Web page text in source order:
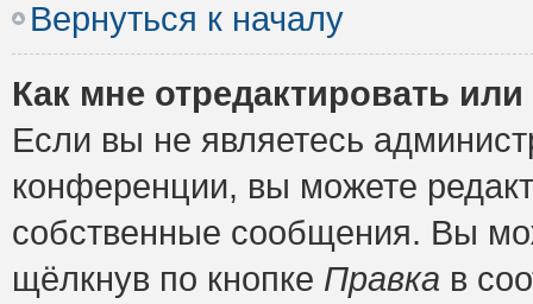
Вернуться к началу
Как мне отредактировать
Если вы не являетесь
конференции, вы можете
собственные сообщения. Вы
щёлкнув по кнопке Правка в